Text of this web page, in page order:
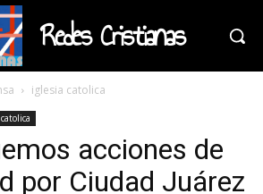
Redes Cristianas
iglesia catolica
acciones de
por Ciudad Juárez